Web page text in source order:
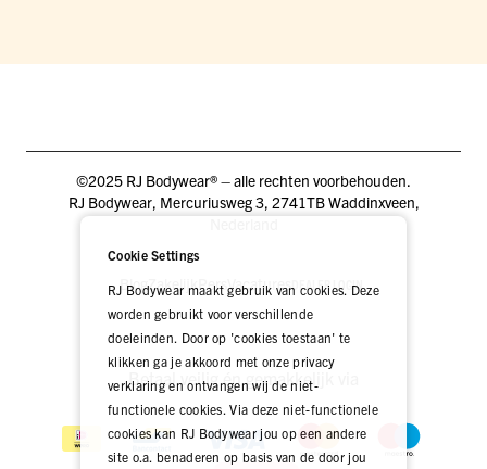
©2025 RJ Bodywear® – alle rechten voorbehouden.
RJ Bodywear, Mercuriusweg 3, 2741TB Waddinxveen,
BlogZakelijkPers Vacatures DEALER LOGIN
Betaal veilig én gemakkelijk via
Cookie Settings
RJ Bodywear maakt gebruik van cookies. Deze
worden gebruikt voor verschillende
doeleinden. Door op 'cookies toestaan' te
klikken ga je akkoord met onze privacy
verklaring en ontvangen wij de niet-
functionele cookies. Via deze niet-functionele
cookies kan RJ Bodywear jou op een andere
site o.a. benaderen op basis van de door jou